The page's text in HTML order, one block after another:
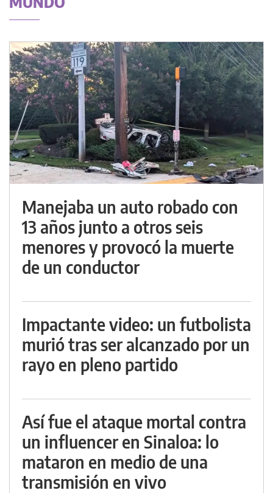
Manejaba un auto robado con
13 años junto a otros seis
menores y provocó la muerte
de un conductor
Impactante video: un futbolista
murió tras ser alcanzado por un
rayo en pleno partido
Así fue el ataque mortal contra
un influencer en Sinaloa: lo
mataron en medio de una
transmisión en vivo